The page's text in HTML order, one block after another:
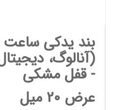
بند یدکی
(آنالوگ،
- قفل مشکی
عرض 20 میل